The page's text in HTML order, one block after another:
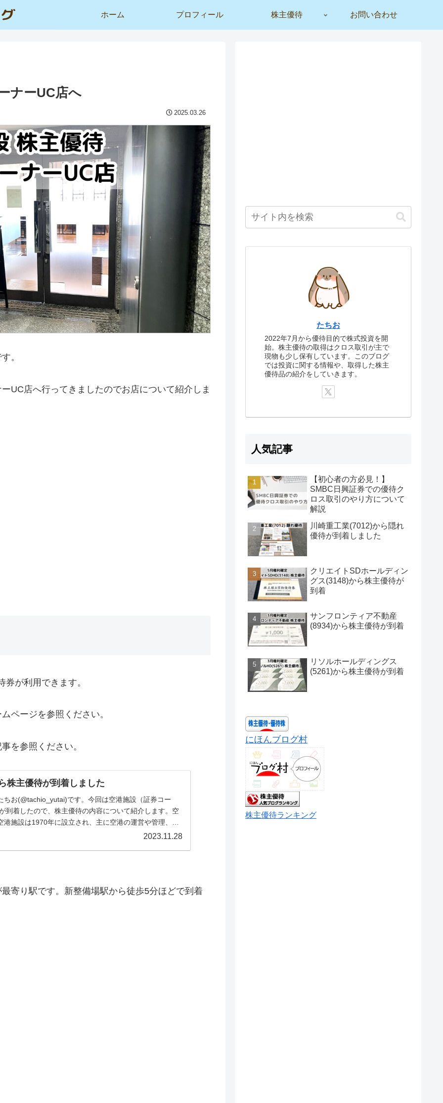
ホーム プロフィール 株主優待 お問い合わせ
ナーUC店へ
2025.03.26
。
UC店へ行ってきましたのでお店について紹介しま
券が利用できます。
ページを参照ください。
を参照ください。
株主優待が到着しました
ちお(@tachio_yutai)です。今回は空港施設（証券コー
到着したので、株主優待の内容について紹介します。空
施設は1970年に設立され、主に空港の運営や管理、関
2023.11.28
寄り駅です。新整備場駅から徒歩5分ほどで到着
たちお
2022年7月から優待目的で株式投資を開
始。株主優待の取得はクロス取引が主で
現物も少し保有しています。このブログ
では投資に関する情報や、取得した株主
優待品の紹介をしていきます。
人気記事
【初心者の方必見！】
SMBC日興証券での優待ク
ロス取引のやり方について
解説
川崎重工業(7012)から隠れ
優待が到着しました
クリエイトSDホールディン
グス(3148)から株主優待が
到着
サンフロンティア不動産
(8934)から株主優待が到着
リソルホールディングス
(5261)から株主優待が到着
にほんブログ村
株主優待ランキング